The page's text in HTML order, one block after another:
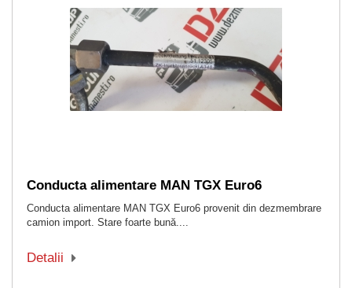
Conducta alimentare MAN TGX Euro6
Conducta alimentare MAN TGX Euro6 provenit din dezmembrare
camion import. Stare foarte bună....
Detalii